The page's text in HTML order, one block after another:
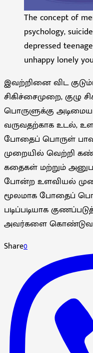
The concept of
psychology,
depressed
unhappy lonely
இவற்றினை விட
சிகிச்சைமுறை, குழு
பொருளுக்கு
வருவதற்காக உடல்,
போதைப் பொருள்
முறையில் வெற்றி
கதைகள் மற்றும்
போன்ற உளவியல்
மூலமாக போதைப்
படிப்படியாக
அவர்களை கொண்டுவர
Share0